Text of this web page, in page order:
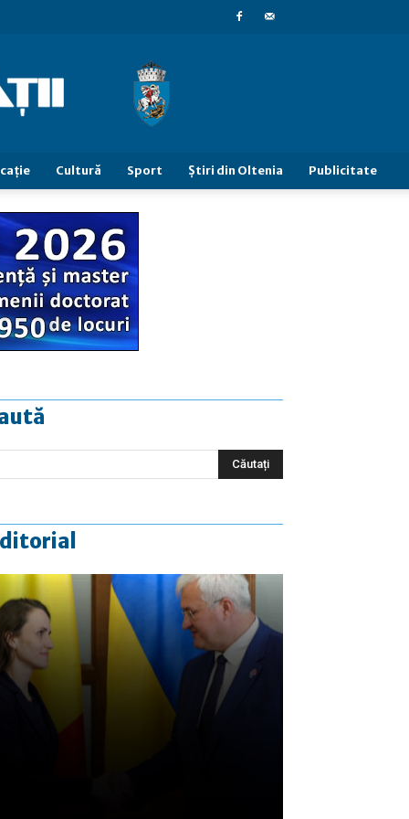
Cultură Sport Știri din Oltenia Publicitate